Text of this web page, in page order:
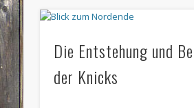
Die Entstehung und
der Knicks